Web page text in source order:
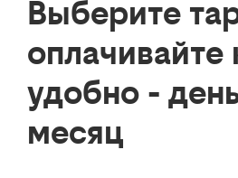
Выберите
оплачивайте
удобно -
месяц